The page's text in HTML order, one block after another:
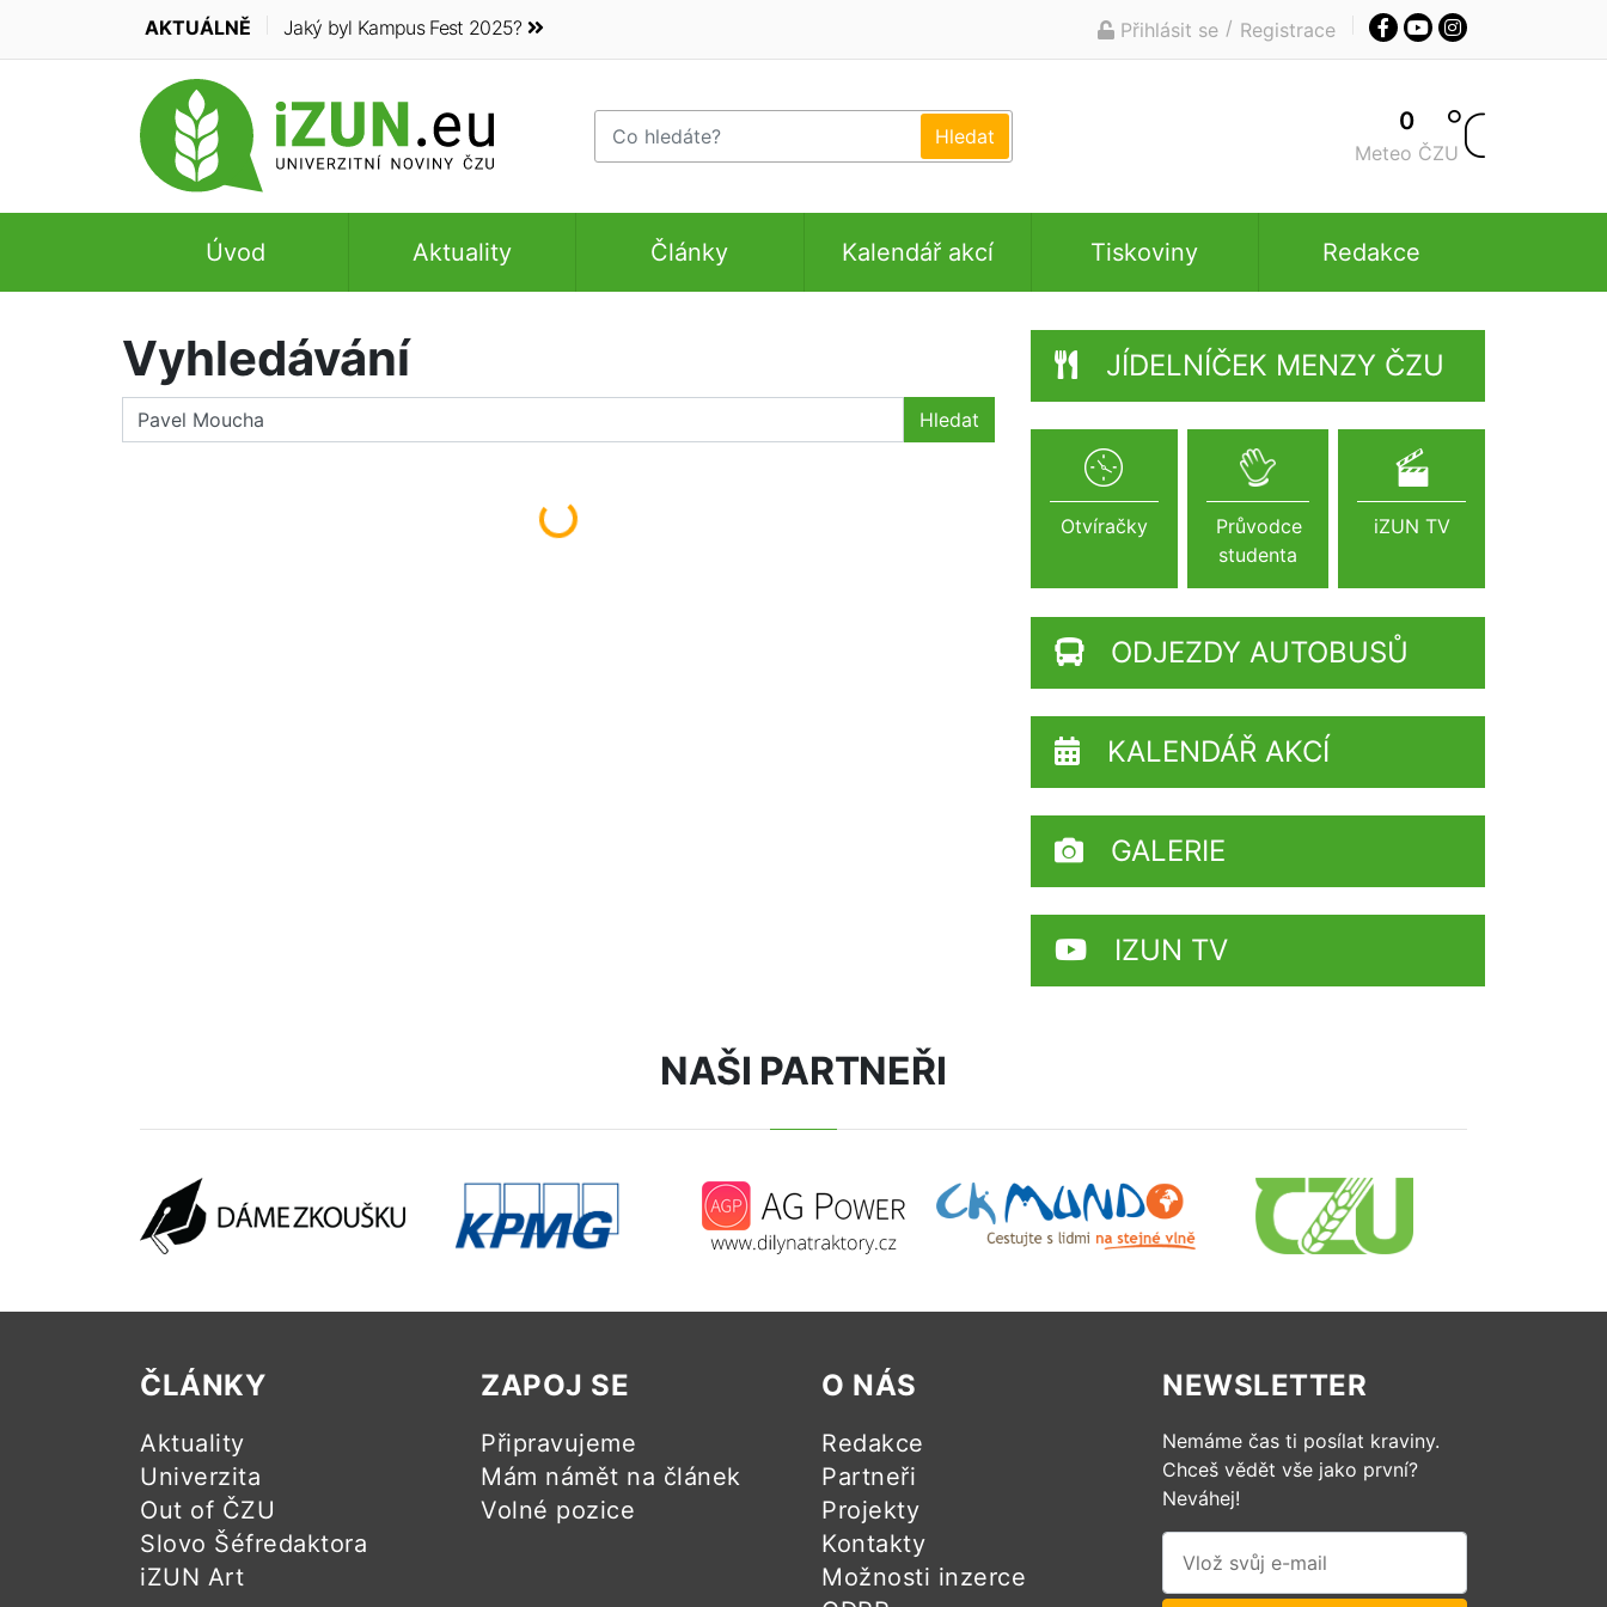
AKTUÁLNĚ Jaký byl Kampus Fest 2025? Přihlásit se / Registrace
0
Meteo ČZU
Úvod Aktuality Články Kalendář akcí Tiskoviny Redakce
Vyhledávání
Hledat
Načítám...
JÍDELNÍČEK MENZY ČZU
Otvíračky
Průvodce
studenta
iZUN TV
ODJEZDY AUTOBUSŮ
KALENDÁŘ AKCÍ
GALERIE
IZUN TV
NAŠI PARTNEŘI
ČLÁNKY
Aktuality
Univerzita
Out of ČZU
Slovo Šéfredaktora
iZUN Art
ZAPOJ SE
Připravujeme
Mám námět na článek
Volné pozice
O NÁS
Redakce
Partneři
Projekty
Kontakty
Možnosti inzerce
NEWSLETTER
Nemáme čas ti posílat kraviny.
Chceš vědět vše jako první?
Neváhej!